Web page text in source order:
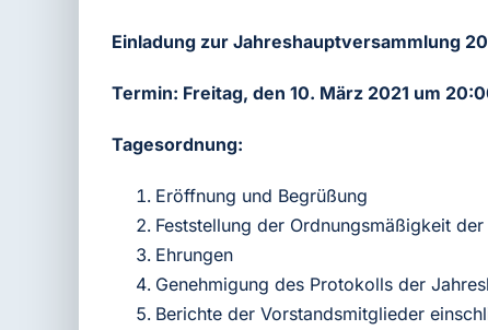
Einladung zur Jahreshauptversammlung
Termin: Freitag, den 10. März 2021 um
Tagesordnung:
Eröffnung und Begrüßung
Feststellung der Ordnungsmäßigkeit
Ehrungen
Genehmigung des Protokolls der
Berichte der Vorstandsmitglieder